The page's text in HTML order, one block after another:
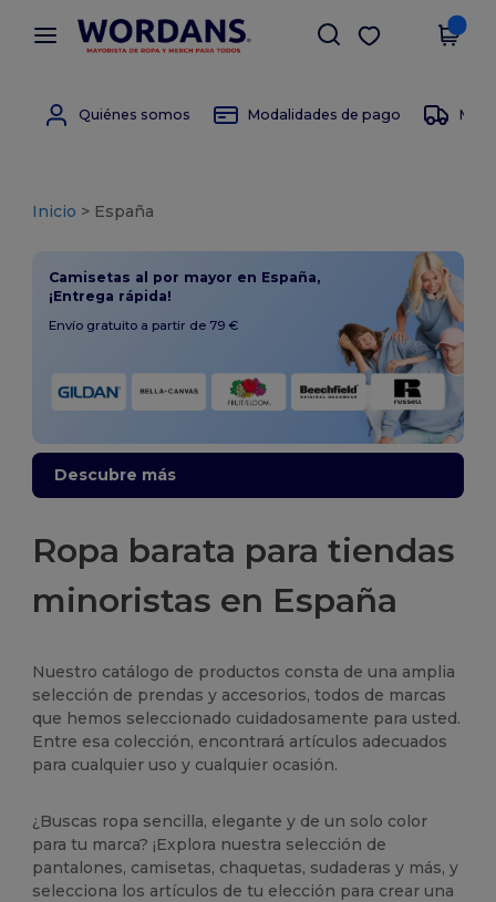
× App de Wordans
¡Mejores precios en app!
Descargar app
Quiénes somos Modalidades de pago
Inicio > España
Camisetas al por mayor en España,
¡Entrega rápida!
Envío gratuito a partir de 79 €
Descubre más
Ropa barata para tiendas
minoristas en España
Nuestro catálogo de productos consta de una amplia
selección de prendas y accesorios, todos de marcas
que hemos seleccionado cuidadosamente para usted.
Entre esa colección, encontrará artículos adecuados
para cualquier uso y cualquier ocasión.
¿Buscas ropa sencilla, elegante y de un solo color
para tu marca? ¡Explora nuestra selección de
pantalones, camisetas, chaquetas, sudaderas y más, y
selecciona los artículos de tu elección para crear una